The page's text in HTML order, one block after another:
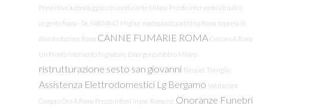
Preventivo autonoleggio con conducente Milano Pronto intervento idraulico
urgente Roma - 06.94804843 Miglior mastoplastica additiva Roma Impresa di
disinfestazione Roma CANNE FUMARIE ROMA Cercare A Roma
Un Pronto Intervento Fognature Emergenza fabbro Milano
ristrutturazione sesto san giovanni Parquet Treviglio
Assistenza Elettrodomestici Lg Bergamo Valutazione
Compro Oro A Roma Prezzo infissi in pvc Roma est Onoranze Funebri